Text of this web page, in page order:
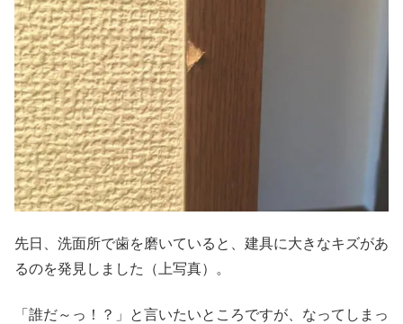
先日、洗面所で歯を磨いていると、建具に大きなキズがあ
るのを発見しました（上写真）。
「誰だ～っ！？」と言いたいところですが、なってしまっ